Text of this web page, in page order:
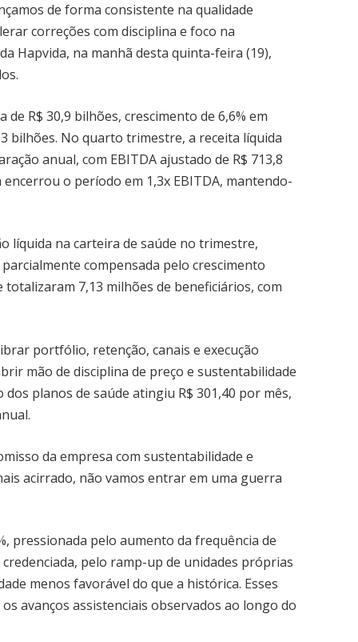
de forma consistente na qualidade
correções com disciplina e foco na
Hapvida, na manhã desta quinta-feira (19),
R$ 30,9 bilhões, crescimento de 6,6% em
bilhões. No quarto trimestre, a receita líquida
anual, com EBITDA ajustado de R$ 713,8
o período em 1,3x EBITDA, mantendo-
líquida na carteira de saúde no trimestre,
compensada pelo crescimento
7,13 milhões de beneficiários, com
portfólio, retenção, canais e execução
mão de disciplina de preço e sustentabilidade
planos de saúde atingiu R$ 301,40 por mês,
da empresa com sustentabilidade e
acirrado, não vamos entrar em uma guerra
pressionada pelo aumento da frequência de
pelo ramp-up de unidades próprias
menos favorável do que a histórica. Esses
avanços assistenciais observados ao longo do